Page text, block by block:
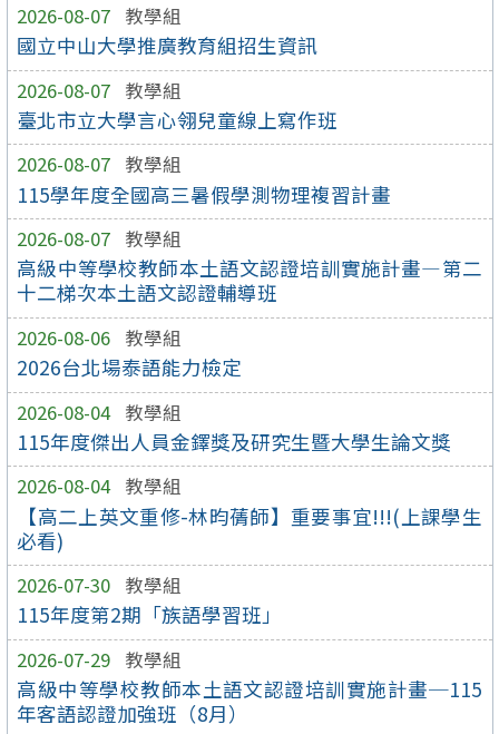
2026-08-07 教學組
國立中山大學推廣教育組招生資訊
2026-08-07 教學組
臺北市立大學言心翎兒童線上寫作班
2026-08-07 教學組
115學年度全國高三暑假學測物理複習計畫
2026-08-07 教學組
高級中等學校教師本土語文認證培訓實施計畫—第二
十二梯次本土語文認證輔導班
2026-08-06 教學組
2026台北場泰語能力檢定
2026-08-04 教學組
115年度傑出人員金鐸獎及研究生暨大學生論文獎
2026-08-04 教學組
【高二上英文重修-林昀蒨師】重要事宜!!!(上課學生
必看)
2026-07-30 教學組
115年度第2期「族語學習班」
2026-07-29 教學組
高級中等學校教師本土語文認證培訓實施計畫─115
年客語認證加強班（8月）